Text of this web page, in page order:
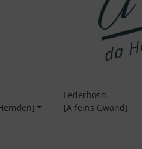
Lederhosn
[A feins Gwand]